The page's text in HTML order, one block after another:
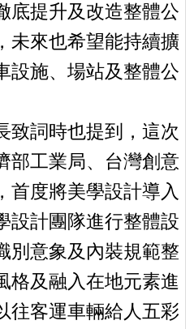
底提升及改造整體公
未來也希望能持續擴
設施、場站及整體公
致詞時也提到，這次
部工業局、台灣創意
首度將美學設計導入
設計團隊進行整體設
別意象及內裝規範整
格及融入在地元素進
往客運車輛給人五彩